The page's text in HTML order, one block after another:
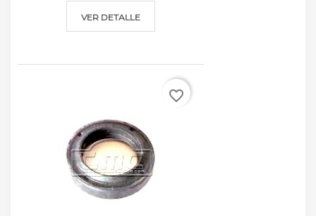
VER DETALLE
favorite_border